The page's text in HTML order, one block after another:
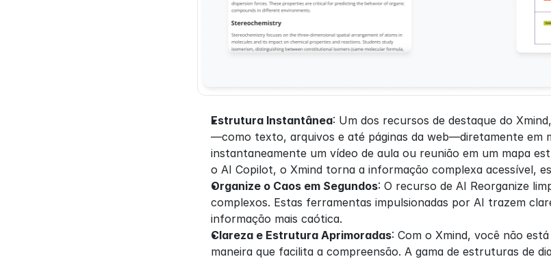
Estrutura Instantânea: Um dos recursos de destaque do
—como texto, arquivos e até páginas da web—diretamente em
instantaneamente um vídeo de aula ou reunião em um mapa
o AI Copilot, o Xmind torna a informação complexa acessível,
Organize o Caos em Segundos: O recurso de AI Reorganize
complexos. Estas ferramentas impulsionadas por AI trazem
informação mais caótica.
Clareza e Estrutura Aprimoradas: Com o Xmind, você não
maneira que facilita a compreensão. A gama de estruturas de